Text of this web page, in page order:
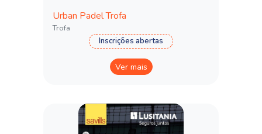
Urban Padel Trofa
Trofa
Inscrições abertas
Ver mais